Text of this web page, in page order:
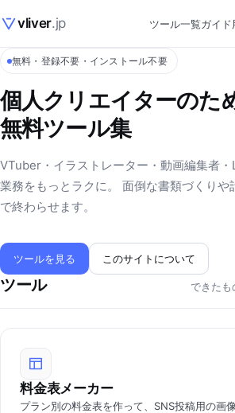
vliver.jp ツール一覧ガイド
無料・登録不要・インストール不要
個人クリエイターのた
無料ツール集
VTuber・イラストレーター・動画編集者
業務をもっとラクに。 面倒な書類づくりや
で終わらせます。
ツールを見る このサイトについて
ツール できたも
料金表メーカー
プラン別の料金表を作って、SNS投稿用の画